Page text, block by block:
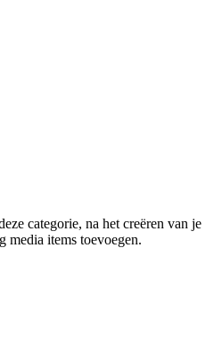
categorie, na het creëren van je
media items toevoegen.